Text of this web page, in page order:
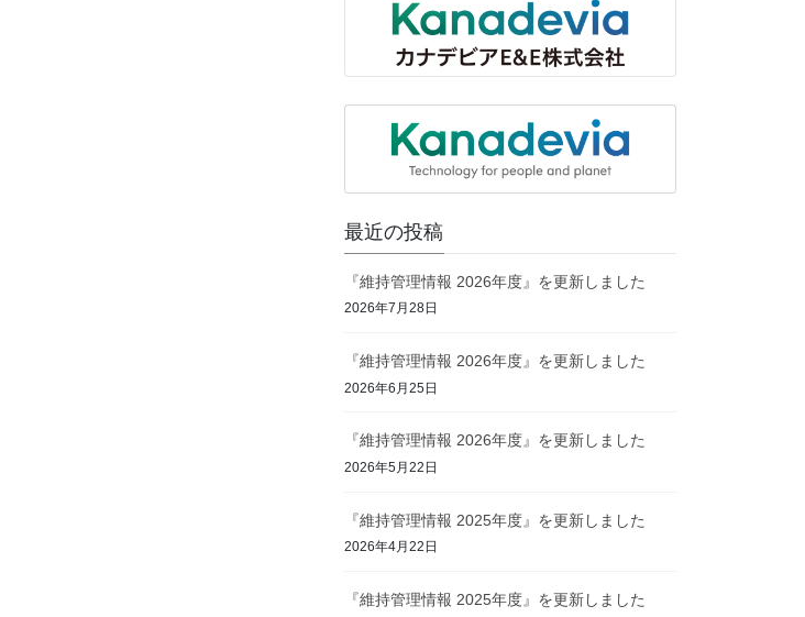
最近の投稿
『維持管理情報 2026年度』を更新しました
2026年7月28日
『維持管理情報 2026年度』を更新しました
2026年6月25日
『維持管理情報 2026年度』を更新しました
2026年5月22日
『維持管理情報 2025年度』を更新しました
2026年4月22日
『維持管理情報 2025年度』を更新しました